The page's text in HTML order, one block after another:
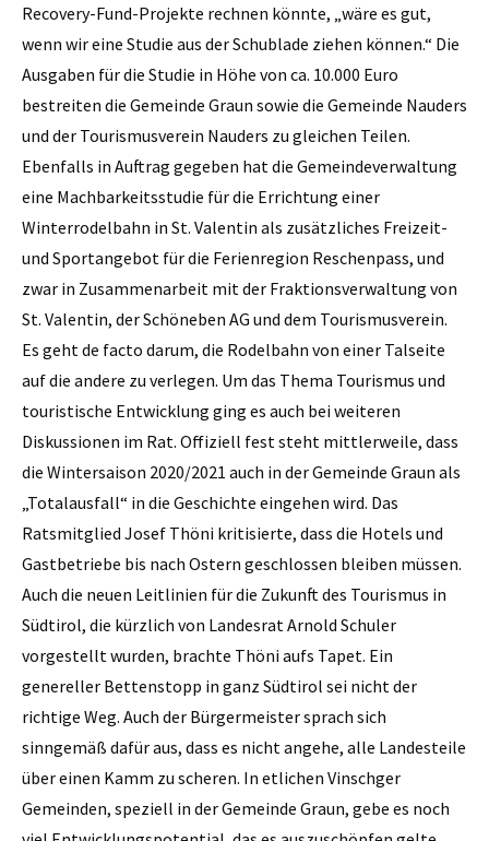
Recovery-Fund-Projekte rechnen könnte, „wäre es gut,
wenn wir eine Studie aus der Schublade ziehen können.“ Die
Ausgaben für die Studie in Höhe von ca. 10.000 Euro
bestreiten die Gemeinde Graun sowie die Gemeinde Nauders
und der Tourismusverein Nauders zu gleichen Teilen.
Ebenfalls in Auftrag gegeben hat die Gemeindeverwaltung
eine Machbarkeitsstudie für die Errichtung einer
Winterrodelbahn in St. Valentin als zusätzliches Freizeit-
und Sportangebot für die Ferienregion Reschenpass, und
zwar in Zusammenarbeit mit der Fraktionsverwaltung von
St. Valentin, der Schöneben AG und dem Tourismusverein.
Es geht de facto darum, die Rodelbahn von einer Talseite
auf die andere zu verlegen. Um das Thema Tourismus und
touristische Entwicklung ging es auch bei weiteren
Diskussionen im Rat. Offiziell fest steht mittlerweile, dass
die Wintersaison 2020/2021 auch in der Gemeinde Graun als
„Totalausfall“ in die Geschichte eingehen wird. Das
Ratsmitglied Josef Thöni kritisierte, dass die Hotels und
Gastbetriebe bis nach Ostern geschlossen bleiben müssen.
Auch die neuen Leitlinien für die Zukunft des Tourismus in
Südtirol, die kürzlich von Landesrat Arnold Schuler
vorgestellt wurden, brachte Thöni aufs Tapet. Ein
genereller Bettenstopp in ganz Südtirol sei nicht der
richtige Weg. Auch der Bürgermeister sprach sich
sinngemäß dafür aus, dass es nicht angehe, alle Landesteile
über einen Kamm zu scheren. In etlichen Vinschger
Gemeinden, speziell in der Gemeinde Graun, gebe es noch